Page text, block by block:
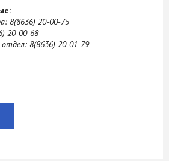
8(8636) 20-00-75
20-00-68
8(8636) 20-01-79